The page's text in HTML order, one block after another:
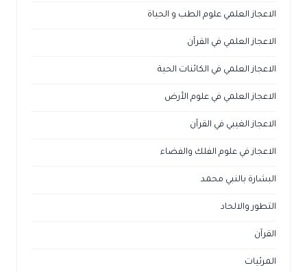
الاعجاز العلمي علوم الطب و الحياة
الاعجاز العلمي في القرآن
الاعجاز العلمي في الكائنات الحية
الاعجاز العلمي في علوم الأرض
الاعجاز الغيبي في القرآن
الاعجاز في علوم الفلك والفضاء
البشارة بالنبي محمد
التطور والالحاد
القرآن
المرئيات